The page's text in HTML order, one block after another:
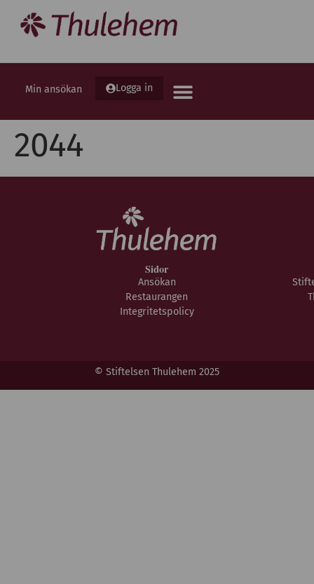
Min ansökan Logga in
2044
Sidor
Ansökan
Restaurangen
Integritetspolicy
© Stiftelsen Thulehem 2025